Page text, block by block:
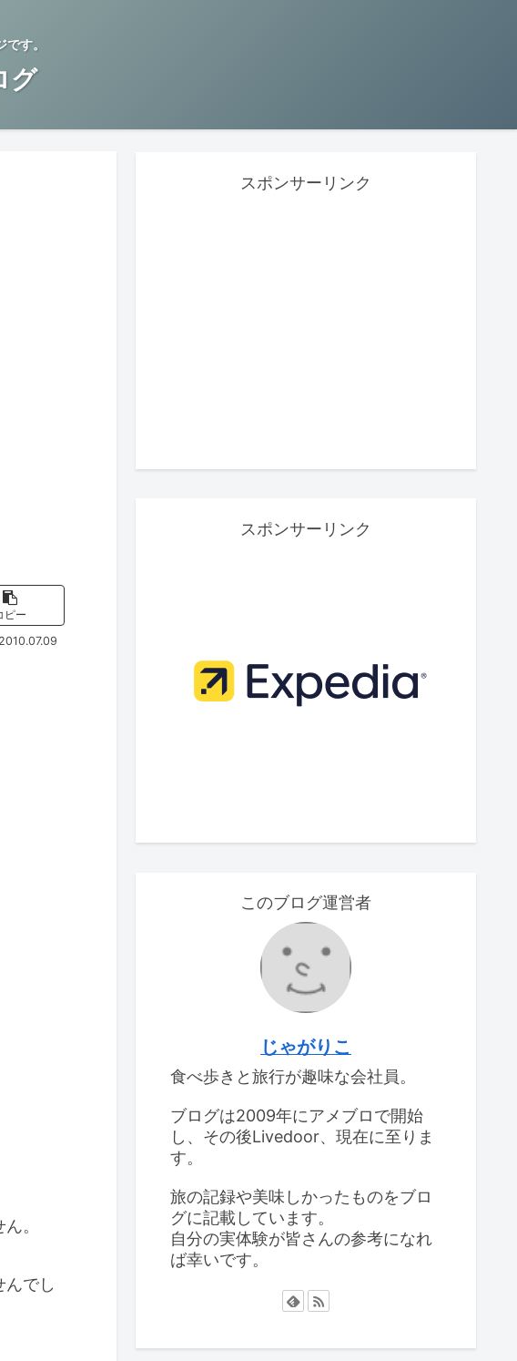
す。
グ
ピー
2010.07.09
。
でし
スポンサーリンク
スポンサーリンク
このブログ運営者
じゃがりこ
食べ歩きと旅行が趣味な会社員。
ブログは2009年にアメブロで開始
し、その後Livedoor、現在に至りま
す。
旅の記録や美味しかったものをブロ
グに記載しています。
自分の実体験が皆さんの参考になれ
ば幸いです。